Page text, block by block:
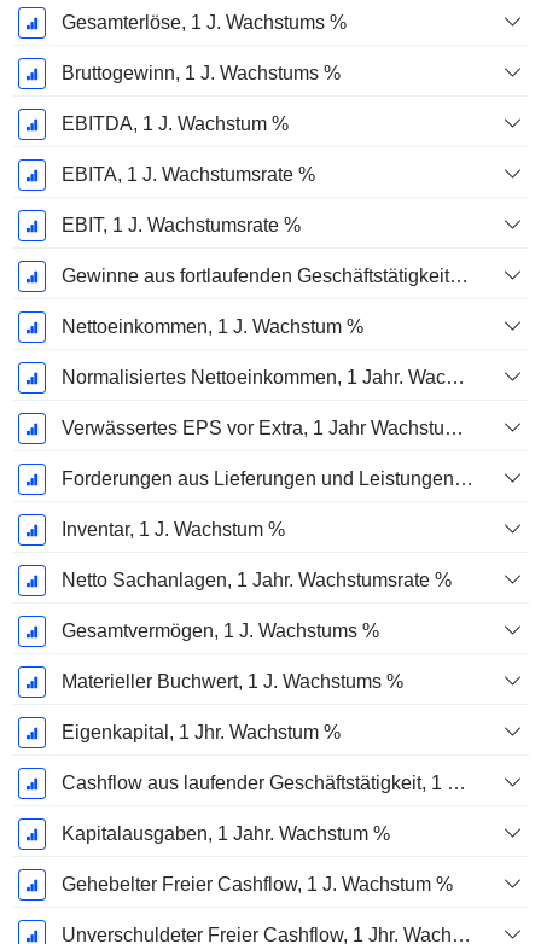
Gesamterlöse, 1 J. Wachstums %
Bruttogewinn, 1 J. Wachstums %
EBITDA, 1 J. Wachstum %
EBITA, 1 J. Wachstumsrate %
EBIT, 1 J. Wachstumsrate %
Gewinne aus fortlaufenden Geschäftstätigkeiten, 1 Jahr Wachstumsrate %
Nettoeinkommen, 1 J. Wachstum %
Normalisiertes Nettoeinkommen, 1 Jahr. Wachstums %
Verwässertes EPS vor Extra, 1 Jahr Wachstumsrate %
Forderungen aus Lieferungen und Leistungen, 1 Jahr Wachstum %
Inventar, 1 J. Wachstum %
Netto Sachanlagen, 1 Jahr. Wachstumsrate %
Gesamtvermögen, 1 J. Wachstums %
Materieller Buchwert, 1 J. Wachstums %
Eigenkapital, 1 Jhr. Wachstum %
Cashflow aus laufender Geschäftstätigkeit, 1 Jähriges Wachstum in %
Kapitalausgaben, 1 Jahr. Wachstum %
Gehebelter Freier Cashflow, 1 J. Wachstum %
Unverschuldeter Freier Cashflow, 1 Jhr. Wachstum %